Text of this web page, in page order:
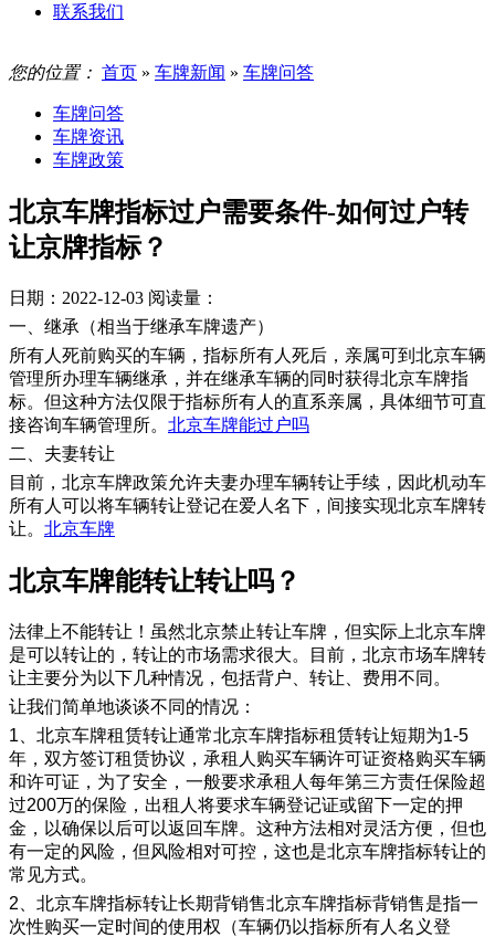
联系我们
您的位置： 首页 » 车牌新闻 » 车牌问答
车牌问答
车牌资讯
车牌政策
北京车牌指标过户需要条件-如何过户转
让京牌指标？
日期：2022-12-03 阅读量：
一、继承（相当于继承车牌遗产）
所有人死前购买的车辆，指标所有人死后，亲属可到北京车辆
管理所办理车辆继承，并在继承车辆的同时获得北京车牌指
标。但这种方法仅限于指标所有人的直系亲属，具体细节可直
接咨询车辆管理所。 北京车牌能过户吗
二、夫妻转让
目前，北京车牌政策允许夫妻办理车辆转让手续，因此机动车
所有人可以将车辆转让登记在爱人名下，间接实现北京车牌转
让。 北京车牌
​北京车牌能转让转让吗？
法律上不能转让！虽然北京禁止转让车牌，但实际上北京车牌
是可以转让的，转让的市场需求很大。目前，北京市场车牌转
让主要分为以下几种情况，包括背户、转让、费用不同。
让我们简单地谈谈不同的情况：
1、北京车牌租赁转让通常北京车牌指标租赁转让短期为1-5
年，双方签订租赁协议，承租人购买车辆许可证资格购买车辆
和许可证，为了安全，一般要求承租人每年第三方责任保险超
过200万的保险，出租人将要求车辆登记证或留下一定的押
金，以确保以后可以返回车牌。这种方法相对灵活方便，但也
有一定的风险，但风险相对可控，这也是北京车牌指标转让的
常见方式。
2、北京车牌指标转让长期背销售北京车牌指标背销售是指一
次性购买一定时间的使用权（车辆仍以指标所有人名义登